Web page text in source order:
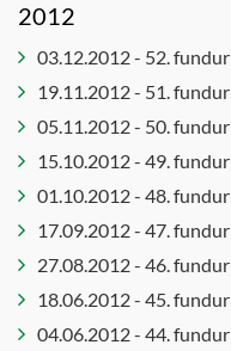
2012
03.12.2012 - 52. fundur
19.11.2012 - 51. fundur
05.11.2012 - 50. fundur
15.10.2012 - 49. fundur
01.10.2012 - 48. fundur
17.09.2012 - 47. fundur
27.08.2012 - 46. fundur
18.06.2012 - 45. fundur
04.06.2012 - 44. fundur